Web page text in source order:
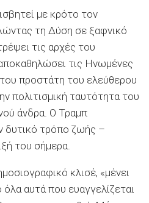
με κρότο τον
τη Δύση σε ξαφνικό
τις αρχές του
τις Ηνωμένες
προστάτη του ελεύθερου
πολιτισμική ταυτότητα του
άνδρα. Ο Τραμπ
δυτικό τρόπο ζωής –
του σήμερα.
κλισέ, «μένει
αυτά που ευαγγελίζεται